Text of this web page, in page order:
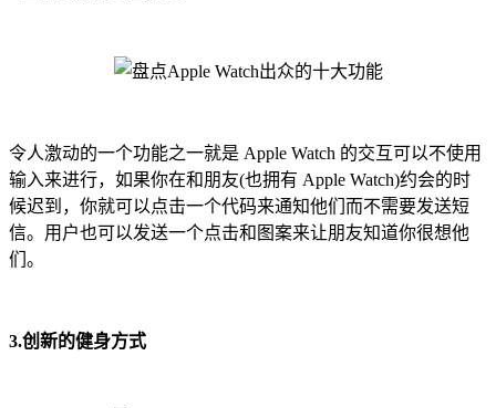
令人激动的一个功能之一就是 Apple Watch 的交互可以不使用
输入来进行，如果你在和朋友(也拥有 Apple Watch)约会的时
候迟到，你就可以点击一个代码来通知他们而不需要发送短
信。用户也可以发送一个点击和图案来让朋友知道你很想他
们。
3.创新的健身方式